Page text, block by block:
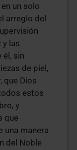
un solo
arreglo del
y las
él, sin
de piel,
que Dios
estos
y
que
una manera
del Noble